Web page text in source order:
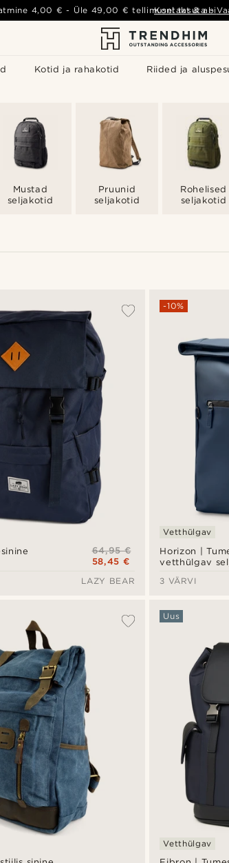
Kotid ja rahakotid Riided ja
4,00 € - Üle 49,00 € tellimusel tasuta-
Kontakt & abi
Mustad
seljakotid
Pruunid
seljakotid
Rohelised
seljakotid
64,95 €
58,45 €
LAZY BEAR
Horizon |
vetthülgav
-10%
Vetthülgav
3 VÄRVI
Uus
Vetthülgav